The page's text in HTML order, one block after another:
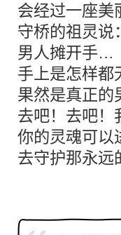
会经过一座美
守桥的祖灵说
男人摊开手…
手上是怎样都
果然是真正的
去吧！去吧！
你的灵魂可以
去守护那永远